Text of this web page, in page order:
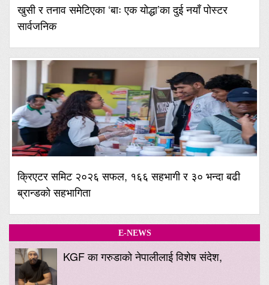
खुसी र तनाव समेटिएका ‘बाः एक योद्धा’का दुई नयाँ पोस्टर
सार्वजनिक
क्रिएटर समिट २०२६ सफल, १६६ सहभागी र ३० भन्दा बढी
ब्रान्डको सहभागिता
E-NEWS
KGF का गरुडाको नेपालीलाई विशेष संदेश,